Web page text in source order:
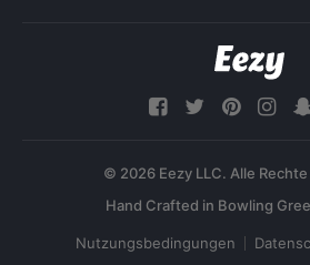
© 2026 Eezy LLC. Alle
Nutzungsbedingungen